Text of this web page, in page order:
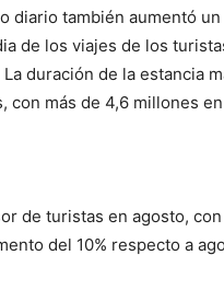
diario también aumentó
de los viajes de los
duración de la estancia
con más de 4,6 millones
de turistas en agosto,
del 10% respecto a